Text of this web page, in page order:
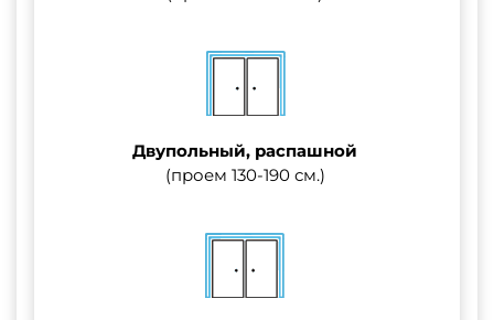
Двупольный, распашной
(проем 130-190 см.)